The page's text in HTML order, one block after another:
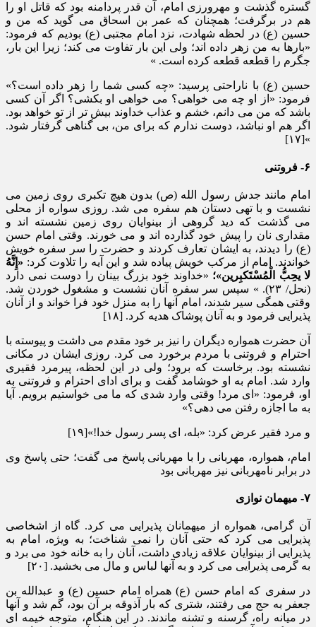
گستره گذشت و مهرورزی امام، آن قدر پردامنه بود که قاتل او را
هم در برگرفت؛ همچنان که عمر بن اسحاق می گوید که من و
حسین (ع) در لحظه شهادت، نزد امام مجتبی (ع) بودیم که فرمود:
«بارها به من زهر داده اند؛ ولی این بار تفاوت می کند؛ زیرا این بار،
جگرم را قطعه قطعه کرده است. »
حسین (ع) با ناراحتی پرسید: «چه کسی شما را زهر داده است؟»
فرمود: «از او چه می خواهی؟ می خواهی او بکشی؟ اگر آن کسی
باشد که من می دانم، خشم و عذاب خداوند بیش تر از تو خواهد بود.
اگر هم او نباشد، دوست ندارم که برای من، بی گناهی گرفتار شود.
»[۱۷]
۶- فروتنی
امام مانند جدش رسول الله (ص) بدون هیچ تکبری روی زمین می
نشست و با تهی دستان هم سفره می شد. روزی سواره از محلی
می گذشت که دید گروهی از بینوایان روی زمین نشسته اند و
مقداری نان را پیش خود گذارده اند و می خورند. وقتی امام حسن
(ع) را دیدند، به ایشان تعارف کردند و حضرت را سر سفره خویش
خواندند. امام از مرکب خویش پیاده شد و این آیه را تلاوت کرد: «إِنَّهُ
لا یحِبُّ الْمُسْتَکبِرین»؛ «خداوند خود بزرگ بینان را دوست نمی دارد
(نحل/ ۲۳). » سپس سر سفره آنان نشست و مشغول خوردن شد.
وقتی همگی سیر شدند، امام آنها را به منزل خود فرا خواند و از آنان
پذیرایی فرمود و به آنان پوشاک هدیه کرد. [۱۸]
آن حضرت همواره دیگران را نیز بر خود مقدم می داشت و پیوسته با
احترام و فروتنی با مردم برخورد می کرد. روزی ایشان در مکانی
نشسته بود. برخاست که برود؛ ولی در این لحظه، پیرمرد فقیری
وارد شد. امام به او خوشامد گفت و برای ادای احترام و فروتنی به
او، فرمود: «ای مرد! وقتی وارد شدی که ما می خواستیم برویم. آیا
به ما اجازه رفتن می دهی؟»
و مرد فقیر عرض کرد: «بله، ای پسر رسول خدا!»[۱۹]
امام، همواره، مهربانی را با مهربانی پاسخ می گفت؛ حتی پاسخ وی
در برابر نامهربانی نیز مهربانی بود
۷- میهمان نوازی
آن گرامی، همواره از میهمانان پذیرایی می کرد. گاه از اشخاصی
پذیرایی می کرد که حتی آنان را نمی شناخت؛ به ویژه، امام به
پذیرایی از بینوایان علاقه زیادی داشت، آنان را به خانه خود می برد و
به گرمی پذیرایی می کرد و به آنها لباس و مال می بخشید. [۲۰]
در سفری که امام حسن (ع) همراه امام حسین (ع) و عبدالله بن
جعفر به حج می رفتند، شتری که بار آذوقه بر آن بود، گم شد و آنها
در میانه راه، گرسنه و تشنه ماندند. در این هنگام، متوجه خیمه ای